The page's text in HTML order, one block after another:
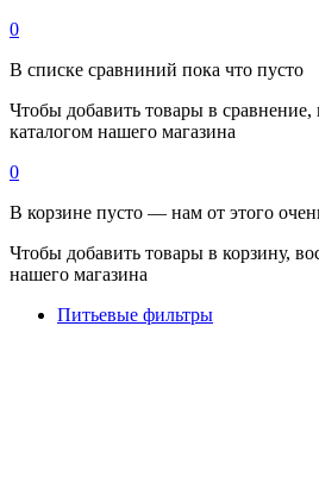
0
В списке сравниний пока что пусто
Чтобы добавить товары в сравнение,
каталогом нашего магазина
0
В корзине пусто — нам от этого
Чтобы добавить товары в корзину,
нашего магазина
Питьевые фильтры